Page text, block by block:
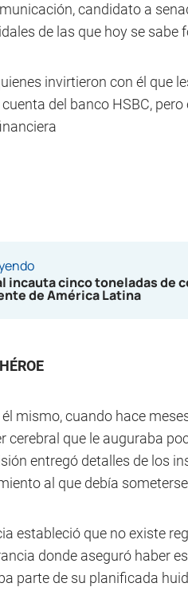
candidato a
de las que hoy se sabe
invirtieron con él que
del banco HSBC,
incauta cinco toneladas de
de América Latina
mismo, cuando hace
cerebral que le auguraba
entregó detalles de los
al que debía
estableció que no existe
donde aseguró haber
parte de su planificada